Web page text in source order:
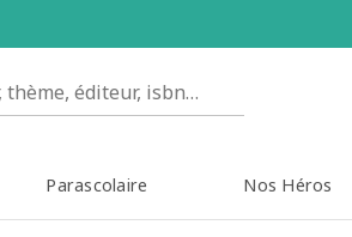
Parascolaire Nos Héros